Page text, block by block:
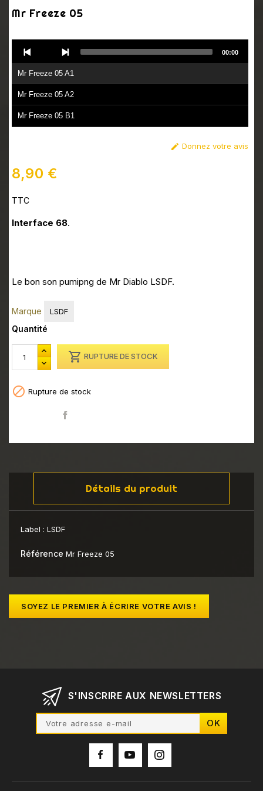
Mr Freeze 05
Player
Mr Freeze 05 A1
Mr Freeze 05 A2
Mr Freeze 05 B1
00:00
 Donnez votre avis
8,90 €
TTC
Interface 68.
Le bon son pumipng de Mr Diablo LSDF.
Marque LSDF
Quantité
 RUPTURE DE STOCK
 Rupture de stock
Détails du produit
Label : LSDF
Référence Mr Freeze 05
SOYEZ LE PREMIER À ÉCRIRE VOTRE AVIS !
S'INSCRIRE AUX NEWSLETTERS